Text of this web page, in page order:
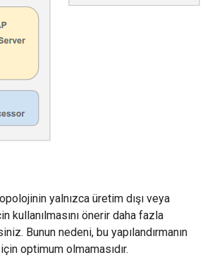
yalnızca üretim dışı veya
kullanılmasını önerir daha fazla
Bunun nedeni, bu yapılandırmanın
optimum olmamasıdır.